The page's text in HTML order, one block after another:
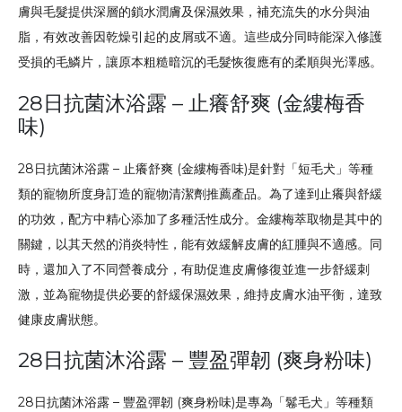
膚與毛髮提供深層的鎖水潤膚及保濕效果，補充流失的水分與油
脂，有效改善因乾燥引起的皮屑或不適。這些成分同時能深入修護
受損的毛鱗片，讓原本粗糙暗沉的毛髮恢復應有的柔順與光澤感。
28日抗菌沐浴露 – 止癢舒爽 (金縷梅香
味)
28日抗菌沐浴露 – 止癢舒爽 (金縷梅香味)是針對「短毛犬」等種
類的寵物所度身訂造的寵物清潔劑推薦產品。為了達到止癢與舒緩
的功效，配方中精心添加了多種活性成分。金縷梅萃取物是其中的
關鍵，以其天然的消炎特性，能有效緩解皮膚的紅腫與不適感。同
時，還加入了不同營養成分，有助促進皮膚修復並進一步舒緩刺
激，並為寵物提供必要的舒緩保濕效果，維持皮膚水油平衡，達致
健康皮膚狀態。
28日抗菌沐浴露 – 豐盈彈韌 (爽身粉味)
28日抗菌沐浴露 – 豐盈彈韌 (爽身粉味)是專為「鬈毛犬」等種類